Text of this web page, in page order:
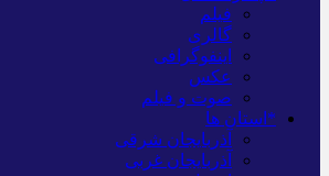
فیلم
گالری
اینفوگرافی
عکس
صوت و فیلم
*استان ها
آذربایجان شرقی
آذربایجان غربی